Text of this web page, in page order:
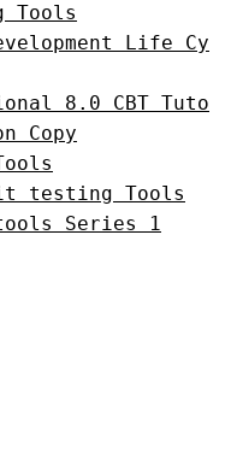
Tools
Life Cy
8.0 CBT Tuto
Copy
testing Tools
Series 1